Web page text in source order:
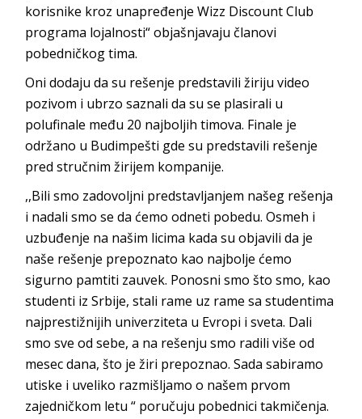
korisnike kroz unapređenje Wizz Discount Club
programa lojalnosti“ objašnjavaju članovi
pobedničkog tima.
Oni dodaju da su rešenje predstavili žiriju video
pozivom i ubrzo saznali da su se plasirali u
polufinale među 20 najboljih timova. Finale je
održano u Budimpešti gde su predstavili rešenje
pred stručnim žirijem kompanije.
,,Bili smo zadovoljni predstavljanjem našeg rešenja
i nadali smo se da ćemo odneti pobedu. Osmeh i
uzbuđenje na našim licima kada su objavili da je
naše rešenje prepoznato kao najbolje ćemo
sigurno pamtiti zauvek. Ponosni smo što smo, kao
studenti iz Srbije, stali rame uz rame sa studentima
najprestižnijih univerziteta u Evropi i sveta. Dali
smo sve od sebe, a na rešenju smo radili više od
mesec dana, što je žiri prepoznao. Sada sabiramo
utiske i uveliko razmišljamo o našem prvom
zajedničkom letu “ poručuju pobednici takmičenja.